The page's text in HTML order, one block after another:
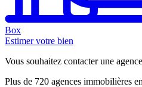
Box
Estimer votre bien
Vous souhaitez contacter une
Plus de 720 agences immobilières